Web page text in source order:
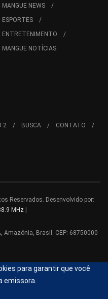
MANGUE NEWS
ESPORTES
ENTRETENIMENTO
MANGUE NOTÍCIAS
2 BUSCA
CONTATO
Reservados. Desenvolvido por:
MHz
Amazônia, Brasil. CEP: 68750000
para garantir que você
emissora.